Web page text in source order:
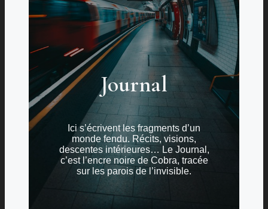
Journal
Ici s’écrivent les fragments d’un
monde fendu. Récits, visions,
descentes intérieures… Le Journal,
c’est l’encre noire de Cobra, tracée
sur les parois de l’invisible.